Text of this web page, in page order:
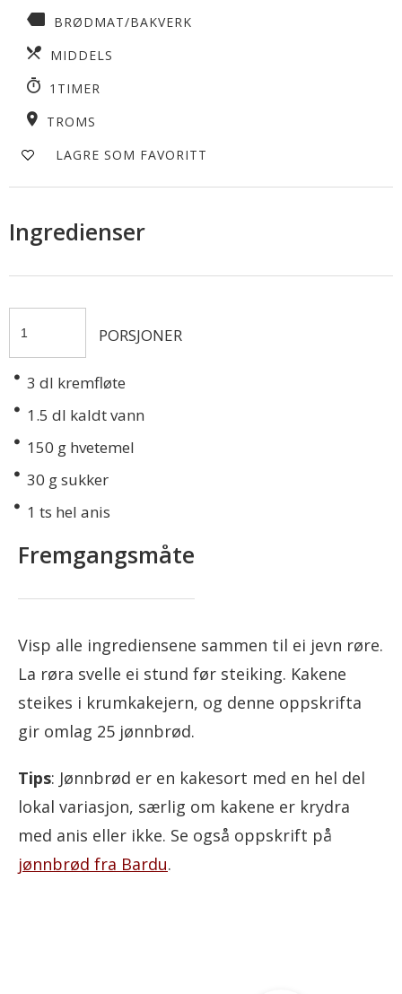
BRØDMAT/BAKVERK
MIDDELS
1TIMER
TROMS
LAGRE SOM FAVORITT
Ingredienser
PORSJONER
3 dl kremfløte
1.5 dl kaldt vann
150 g hvetemel
30 g sukker
1 ts hel anis
Fremgangsmåte
Visp alle ingrediensene sammen til ei jevn røre.
La røra svelle ei stund før steiking. Kakene
steikes i krumkakejern, og denne oppskrifta
gir omlag 25 jønnbrød.
Tips: Jønnbrød er en kakesort med en hel del
lokal variasjon, særlig om kakene er krydra
med anis eller ikke. Se også oppskrift på
jønnbrød fra Bardu.